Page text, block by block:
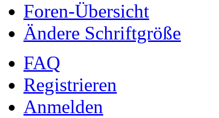
Foren-Übersicht
Ändere Schriftgröße
FAQ
Registrieren
Anmelden